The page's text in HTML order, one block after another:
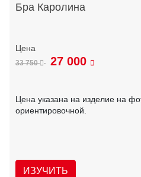
Бра Каролина
33 750 27 000
Цена указана на изделие на
ориентировочной.
ИЗУЧИТЬ